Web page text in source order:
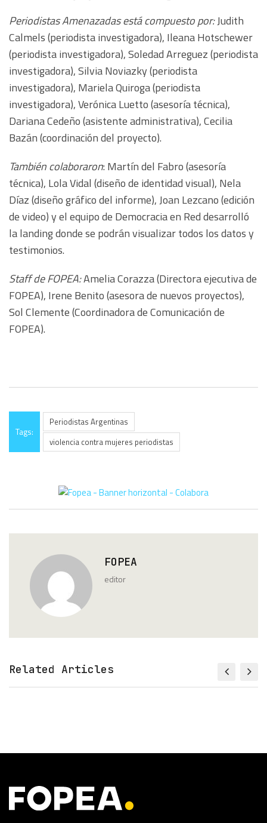
Periodistas Amenazadas está compuesto por:Judith
Calmels (periodista investigadora), Ileana Hotschewer
(periodista investigadora), Soledad Arreguez (periodista
investigadora), Silvia Noviazky (periodista
investigadora), Mariela Quiroga (periodista
investigadora), Verónica Luetto (asesoría técnica),
Dariana Cedeño (asistente administrativa), Cecilia
Bazán (coordinación del proyecto).
También colaboraron: Martín del Fabro (asesoría
técnica), Lola Vidal (diseño de identidad visual), Nela
Díaz (diseño gráfico del informe), Joan Lezcano (edición
de video) y el equipo de Democracia en Red desarrolló
la landing donde se podrán visualizar todos los datos y
testimonios.
Staff de FOPEA:Amelia Corazza (Directora ejecutiva de
FOPEA), Irene Benito (asesora de nuevos proyectos),
Sol Clemente (Coordinadora de Comunicación de
FOPEA).
Tags:
Periodistas Argentinas
violencia contra mujeres periodistas
FOPEA
editor
Related Articles